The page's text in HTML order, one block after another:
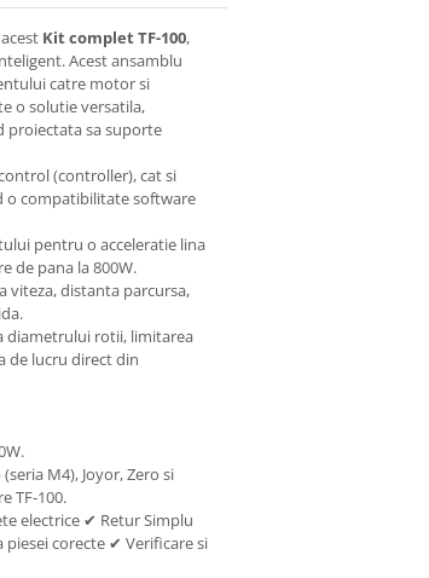
Kit complet TF-100,
Acest ansamblu
catre motor si
o solutie versatila,
proiectata sa suporte
(controller), cat si
o compatibilitate software
pentru o acceleratie lina
de pana la 800W.
viteza, distanta parcursa,
diametrului rotii, limitarea
de lucru direct din
M4), Joyor, Zero si
TF-100.
electrice ✔ Retur Simplu
corecte ✔ Verificare si